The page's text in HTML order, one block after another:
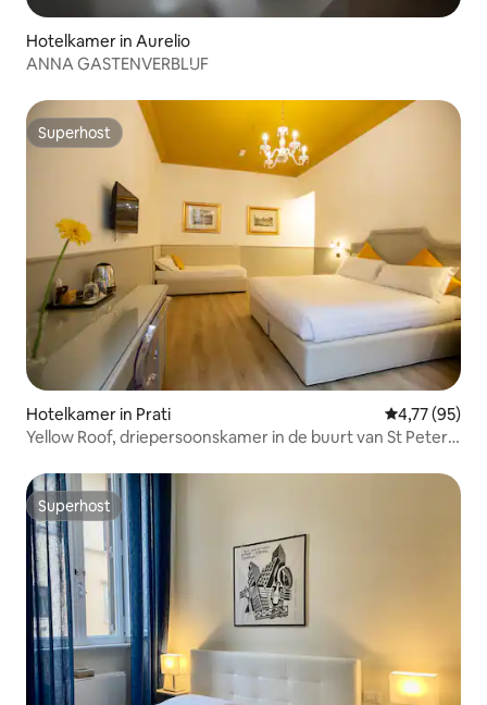
Hotelkamer in Aurelio
ANNA GASTENVERBLIJF
Superhost
Superhost
Hotelkamer in Prati Gemiddelde
4,77 (95)
Yellow Roof, driepersoonskamer in de buurt van St Peter
Superhost
Superhost